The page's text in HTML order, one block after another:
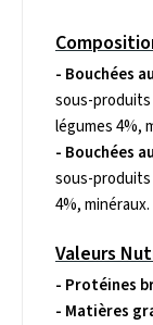
- Bouchées
sous-produits
légumes 4%,
- Bouchées
sous-produits
4%, minéraux.
Valeurs
- Protéines
- Matières